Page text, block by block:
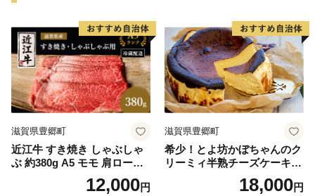
滋賀県豊郷町
近江牛 すき焼き しゃぶしゃ
ぶ 約380g A5 モモ 肩ロース
肉の千石屋 牛肉 黒毛和牛
12,000円
滋賀県豊郷町
希少！とよ坊かぼちゃんのク
リーミィ半熟チーズケーキ
（バスク風） お菓子 洋菓子
18,000円